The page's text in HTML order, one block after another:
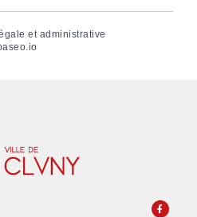
et administrative